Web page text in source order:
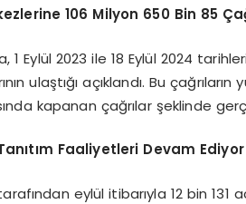
106 Milyon 650 Bin 85
1 Eylül 2023 ile 18 Eylül 2024
ulaştığı açıklandı. Bu çağrıların
kapanan çağrılar şeklinde
Faaliyetleri Devam Ediyor
eylül itibarıyla 12 bin 131